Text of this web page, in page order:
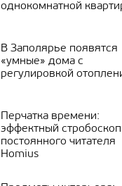
однокомнатной
В Заполярье появятся
«умные» дома с
регулировкой
Перчатка времени:
эффектный стробоскоп
постоянного читателя
Homius